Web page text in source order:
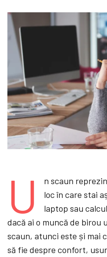
U
n scaun
loc în care stai
laptop sau
dacă ai o muncă de birou
scaun, atunci este și mai
să fie despre confort,